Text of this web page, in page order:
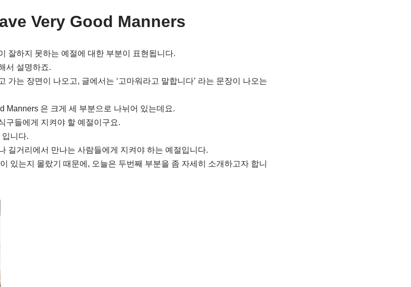
Very Good Manners
잘하지 못하는 예절에 대한 부분이 표현됩니다.
서 설명하죠.
가는 장면이 나오고, 글에서는 ‘고마워라고 말합니다’ 라는 문장이 나오는
Manners 은 크게 세 부분으로 나뉘어 있는데요.
구들에게 지켜야 할 예절이구요.
니다.
길거리에서 만나는 사람들에게 지켜야 하는 예절입니다.
있는지 몰랐기 때문에, 오늘은 두번째 부분을 좀 자세히 소개하고자 합니